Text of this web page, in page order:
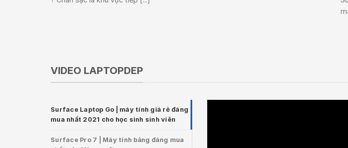
VIDEO LAPTOPDEP
Surface Laptop Go | máy tính giá rẻ đáng
mua nhất 2021 cho học sinh sinh viên
Surface Pro 7 | Máy tính bảng đáng mua